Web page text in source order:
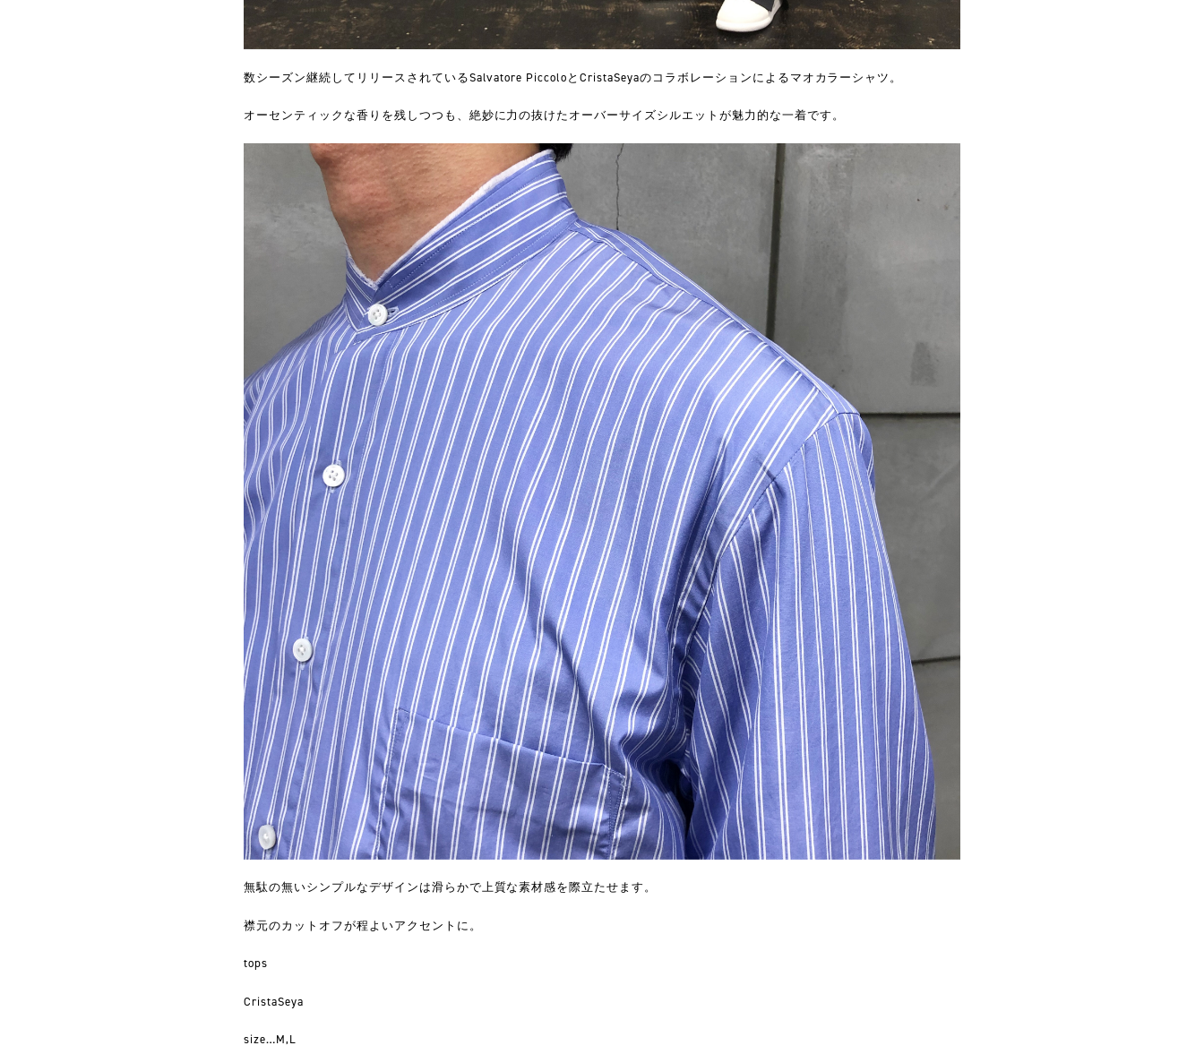
数シーズン継続してリリースされているSalvatore PiccoloとCristaSeyaのコラボレーションによるマオカラーシャツ。
オーセンティックな香りを残しつつも、絶妙に力の抜けたオーバーサイズシルエットが魅力的な一着です。
無駄の無いシンプルなデザインは滑らかで上質な素材感を際立たせます。
襟元のカットオフが程よいアクセントに。
tops
CristaSeya
size…M,L